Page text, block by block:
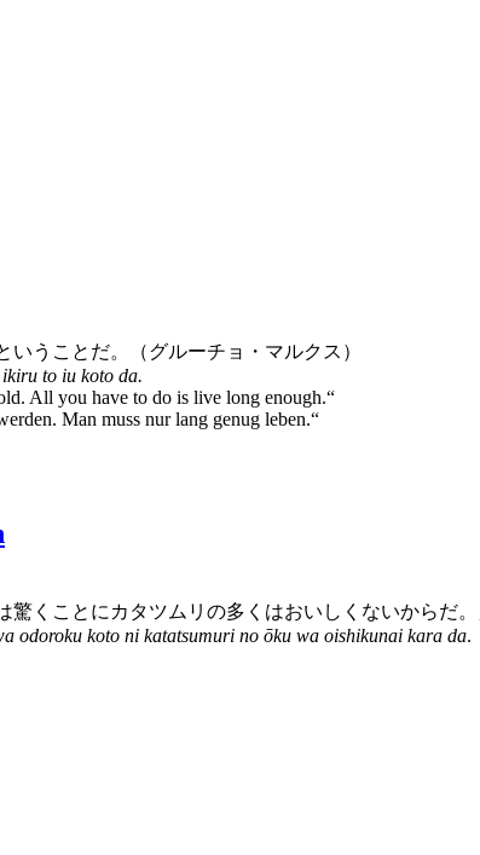
うことだ。（グルーチョ・マルクス）
to iu koto da.
All you have to do is live long enough.“
Man muss nur lang genug leben.“
くことにカタツムリの多くはおいしくないからだ。
odoroku koto ni katatsumuri no ōku wa oishikunai kara da.